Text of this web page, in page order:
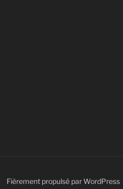
Fièrement propulsé par WordPress